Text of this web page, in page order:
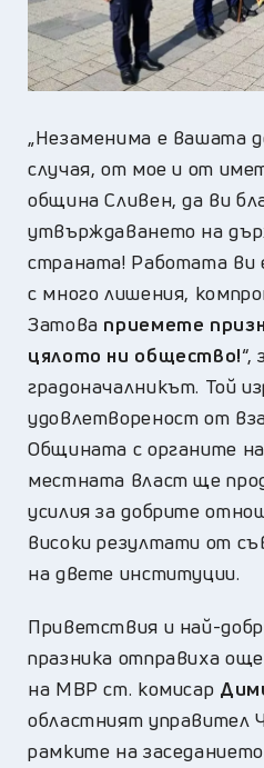
„Незаменима е вашата
случая, от мое и от
община Сливен, да ви
утвърждаването на
страната! Работата ви
с много лишения,
Затова приемете
цялото ни общество!“,
градоначалникът. Той
удовлетвореност от
Общината с органите
местната власт ще
усилия за добрите
високи резултати от
на двете институции.
Приветствия и най-
празника отправиха
на МВР ст. комисар
областният управител
рамките на